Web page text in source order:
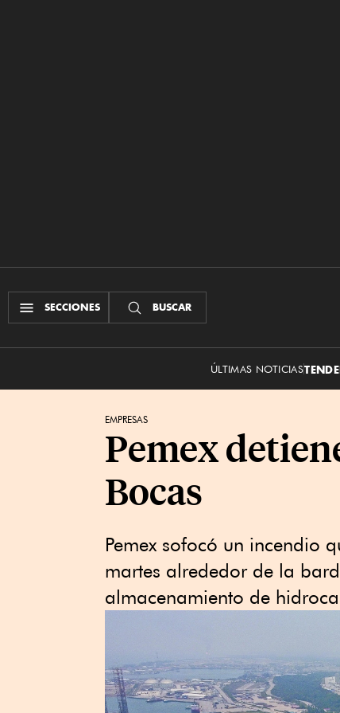
SECCIONES BUSCAR
ÚLTIMAS NOTICIAS
EMPRESAS
Pemex
Bocas
Pemex sofocó un incendio
martes alrededor de la
almacenamiento de